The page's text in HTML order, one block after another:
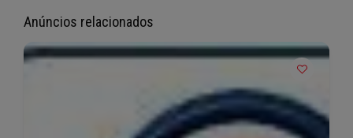
Anúncios relacionados